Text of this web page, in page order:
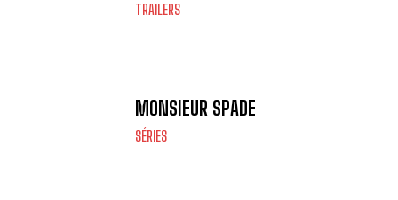
TRAILERS
MONSIEUR SPADE
SÉRIES